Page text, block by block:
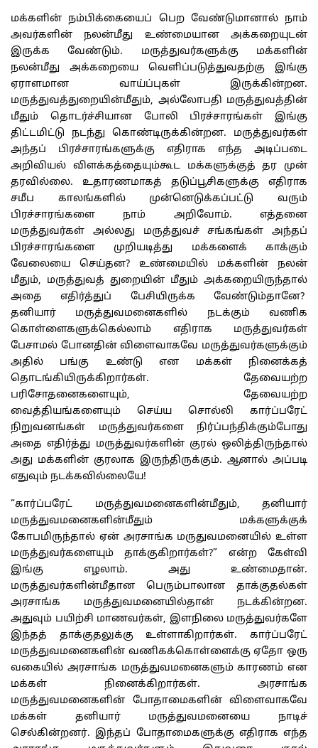
மக்களின் நம்பிக்கையைப் பெற வேண்டுமானால் நாம்
அவர்களின் நலன்மீது உண்மையான அக்கறையுடன்
இருக்க வேண்டும். மருத்துவர்களுக்கு மக்களின்
நலன்மீது அக்கறையை வெளிப்படுத்துவதற்கு இங்கு
ஏராளமான வாய்ப்புகள் இருக்கின்றன.
மருத்துவத்துறையின்மீதும், அல்லோபதி மருத்துவத்தின்
மீதும் தொடர்ச்சியான போலி பிரச்சாரங்கள் இங்கு
திட்டமிட்டு நடந்து கொண்டிருக்கின்றன. மருத்துவர்கள்
அந்தப் பிரச்சாரங்களுக்கு எதிராக எந்த அடிப்படை
அறிவியல் விளக்கத்தையும்கூட மக்களுக்குத் தர முன்
தரவில்லை. உதாரணமாகத் தடுப்பூசிகளுக்கு எதிராக
சமீப காலங்களில் முன்னெடுக்கப்பட்டு வரும்
பிரச்சாரங்களை நாம் அறிவோம். எத்தனை
மருத்துவர்கள் அல்லது மருத்துவச் சங்கங்கள் அந்தப்
பிரச்சாரங்களை முறியடித்து மக்களைக் காக்கும்
வேலையை செய்தன? உண்மையில் மக்களின் நலன்
மீதும், மருத்துவத் துறையின் மீதும் அக்கறையிருந்தால்
அதை எதிர்த்துப் பேசியிருக்க வேண்டும்தானே?
தனியார் மருத்துவமனைகளில் நடக்கும் வணிக
கொள்ளைகளுக்கெல்லாம் எதிராக மருத்துவர்கள்
பேசாமல் போனதின் விளைவாகவே மருத்துவர்களுக்கும்
அதில் பங்கு உண்டு என மக்கள் நினைக்கத்
தொடங்கியிருக்கிறார்கள். தேவையற்ற
பரிசோதனைகளையும், தேவையற்ற
வைத்தியங்களையும் செய்ய சொல்லி கார்ப்பரேட்
நிறுவனங்கள் மருத்துவர்களை நிர்ப்பந்திக்கும்போது
அதை எதிர்த்து மருத்துவர்களின் குரல் ஒலித்திருந்தால்
அது மக்களின் குரலாக இருந்திருக்கும். ஆனால் அப்படி
எதுவும் நடக்கவில்லையே!
“கார்ப்பரேட் மருத்துவமனைகளின்மீதும், தனியார்
மருத்துவமனைகளின்மீதும் மக்களுக்குக்
கோபமிருந்தால் ஏன் அரசாங்க மருதுவமனையில் உள்ள
மருத்துவர்களையும் தாக்குகிறார்கள்?” என்ற கேள்வி
இங்கு எழலாம். அது உண்மைதான்.
மருத்துவர்களின்மீதான பெரும்பாலான தாக்குதல்கள்
அரசாங்க மருத்துவமனையில்தான் நடக்கின்றன.
அதுவும் பயிற்சி மாணவர்கள், இளநிலை மருத்துவர்களே
இந்தத் தாக்குதலுக்கு உள்ளாகிறார்கள். கார்ப்பரேட்
மருத்துவமனைகளின் வணிகக்கொள்ளைக்கு ஏதோ ஒரு
வகையில் அரசாங்க மருத்துவமனைகளும் காரணம் என
மக்கள் நினைக்கிறார்கள். அரசாங்க
மருத்துவமனைகளின் போதாமைகளின் விளைவாகவே
மக்கள் தனியார் மருத்துவமனையை நாடிச்
செல்கின்றனர். இந்தப் போதாமைகளுக்கு எதிராக எந்த